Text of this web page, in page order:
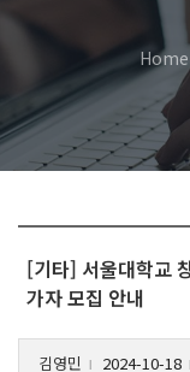
Home
[기타] 서울대학교
가자 모집 안내
김영민 l 2024-10-18 l